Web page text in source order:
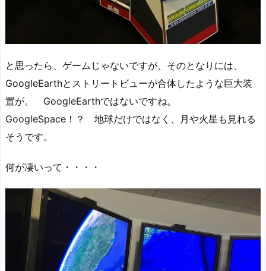
と思ったら、ゲームじゃないですが、そのとなりには、
GoogleEarthとストリートビューが合体したような巨大装
置が。 GoogleEarthではないですね。
GoogleSpace！？ 地球だけではなく、月や火星も見れる
そうです。
何が凄いって・・・・